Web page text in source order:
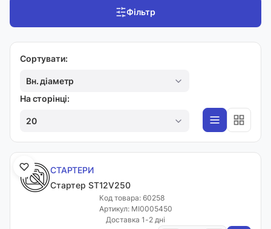
Фільтр
Сортувати:
Вн. діаметр
На сторінці:
20
СТАРТЕРИ
Cтартер ST12V250
Код товара: 60258
Артикул: MI0005450
Доставка 1-2 дні